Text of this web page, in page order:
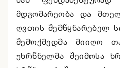
მდგომარეობა და
ღვთის შემწყნარებელ
შემოქმედმა მიიღო
უხრწნელმა შეიმოსა